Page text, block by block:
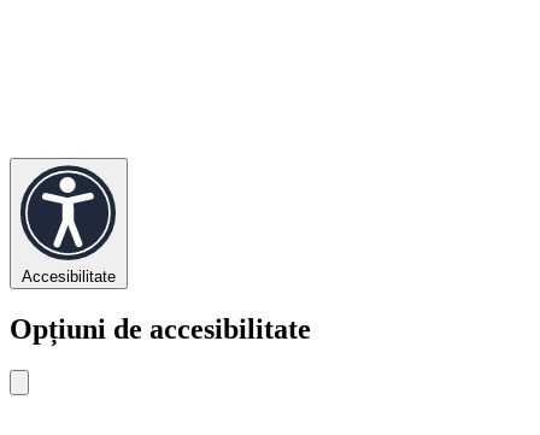
Accesibilitate
Opțiuni de accesibilitate